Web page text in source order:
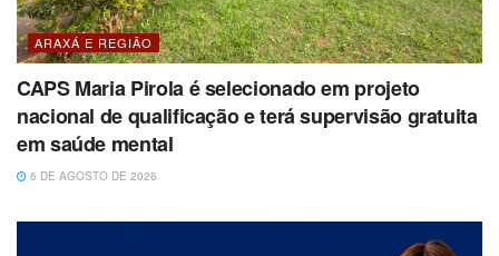
ARAXÁ E REGIÃO
CAPS Maria Pirola é selecionado em projeto
nacional de qualificação e terá supervisão gratuita
em saúde mental
6 DE AGOSTO DE 2026